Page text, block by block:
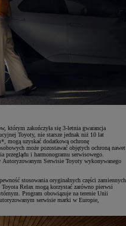
którym zakończyła się 3-letnia gwarancja
Toyoty, nie starsze jednak niż 10 lat
mogą uzyskać dodatkową ochronę
może pozostawać objętych ochroną nawet
przeglądu i harmonogramu serwisowego.
Autoryzowanym Serwisie Toyoty wykonywanego
stosowania oryginalnych części zamiennych
Relax mogą korzystać zarówno pierwsi
Program obowiązuje na terenie Unii
serwisie marki w Europie,